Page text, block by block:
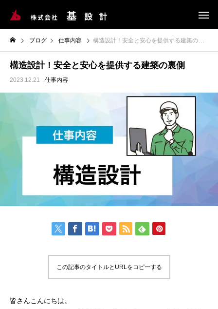
ブログ 仕事内容 構造設計！安全と安心を提供する建築の裏側
構造設計！安全と安心を提供する建築の裏側
2023.12.21 仕事内容
この記事のタイトルとURLをコピーする
皆さんこんにちは。